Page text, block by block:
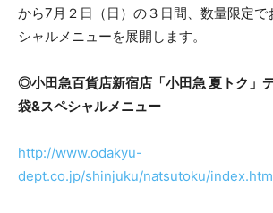
から7月２日（日）の３日間、数量限定で
シャルメニューを展開します。
◎小田急百貨店新宿店「小田急 夏トク」
袋&スペシャルメニュー
http://www.odakyu-
dept.co.jp/shinjuku/natsutoku/